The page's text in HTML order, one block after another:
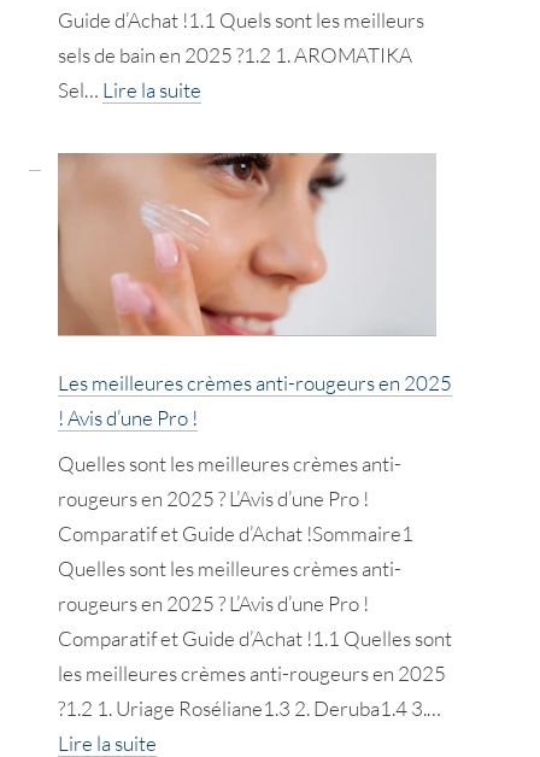
Guide d’Achat !1.1 Quels sont les meilleurs
sels de bain en 2025 ?1.2 1. AROMATIKA
Sel… Lire la suite
meilleurs
sels
de
bain
!
L’Avis
Pro
Les meilleures crèmes anti-rougeurs en 2025
! Avis d’une Pro !
Quelles sont les meilleures crèmes anti-
rougeurs en 2025 ? L’Avis d’une Pro !
Comparatif et Guide d’Achat !Sommaire1
Quelles sont les meilleures crèmes anti-
rougeurs en 2025 ? L’Avis d’une Pro !
Comparatif et Guide d’Achat !1.1 Quelles sont
les meilleures crèmes anti-rougeurs en 2025
?1.2 1. Uriage Roséliane1.3 2. Deruba1.4 3.…
Lire la suite